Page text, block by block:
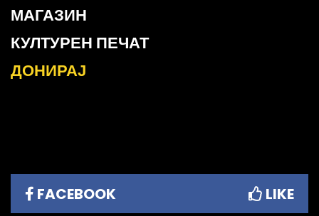
МАГАЗИН
КУЛТУРЕН ПЕЧАТ
ДОНИРАЈ
FACEBOOK LIKE